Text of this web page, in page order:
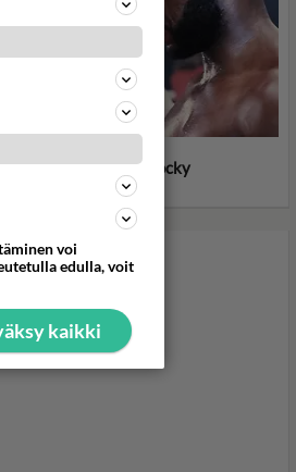
kuvauksissa - Rocky
tykimmin kasarilla
voi
edulla, voit
kaikki